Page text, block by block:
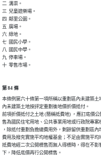
二  溝渠。
三  兒童遊樂場。
四  鄰里公園。
五  廣場。
六  綠地。
七  國民小學。
八  國民中學。
九  停車場。
十  零售市場。
第 84 條
本條例第六十條第一項所稱以重劃區內未建築土
內未建築土地按評定重劃後地價折價抵付。
前項折價抵付之土地 (簡稱抵費地) ，應訂底價
售為國民住宅用地、公共事業用地或行政院專案
，除抵付重劃負擔總費用外，剩餘留供重劃區
費用及撥充實施平均地權基金；不足由實施平均
抵費地經二次公開標售而無人得標時，得在不影
下，降低底價再行公開標售。